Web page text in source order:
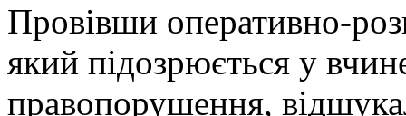
Провівши оперативно-
який підозрюється у
правопорушення,